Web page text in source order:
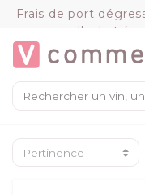
Frais de port
d'achat
Mon panier
Chargement du
VOIR LE
Panneau de gestion